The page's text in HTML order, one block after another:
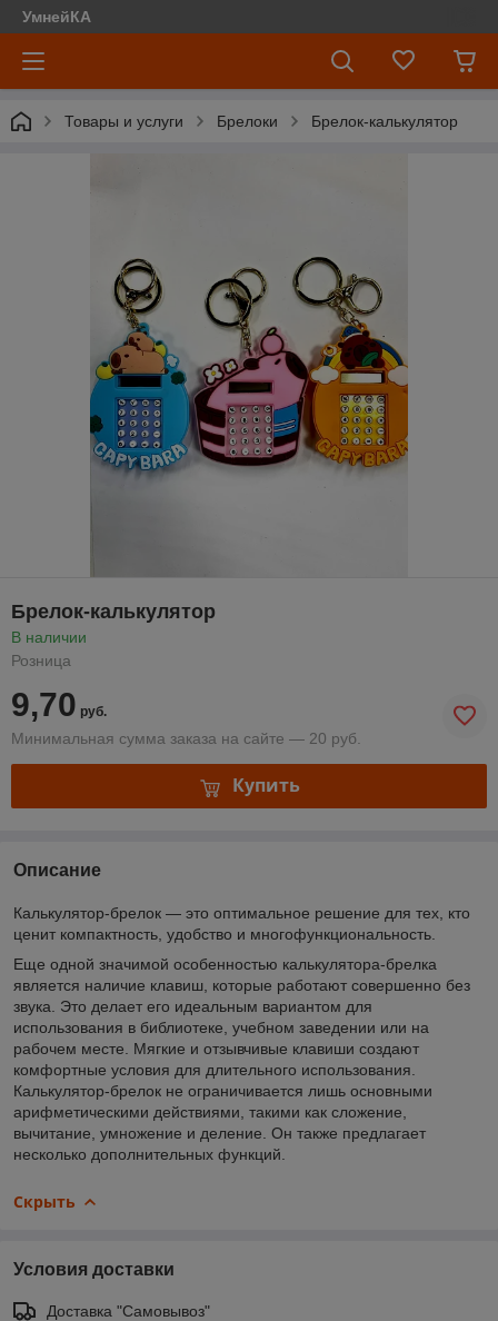
УмнейКА
Товары и услуги Брелоки Брелок-калькулятор
Брелок-калькулятор
В наличии
Розница
9,70 руб.
Минимальная сумма заказа на сайте — 20 руб.
Купить
Описание
Калькулятор-брелок — это оптимальное решение для тех, кто
ценит компактность, удобство и многофункциональность.
Еще одной значимой особенностью калькулятора-брелка
является наличие клавиш, которые работают совершенно без
звука. Это делает его идеальным вариантом для
использования в библиотеке, учебном заведении или на
рабочем месте. Мягкие и отзывчивые клавиши создают
комфортные условия для длительного использования.
Калькулятор-брелок не ограничивается лишь основными
арифметическими действиями, такими как сложение,
вычитание, умножение и деление. Он также предлагает
несколько дополнительных функций.
Скрыть
Условия доставки
Доставка "Самовывоз"